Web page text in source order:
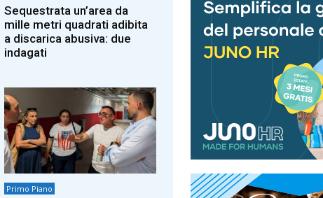
Sequestrata un’area da
mille metri quadrati adibita
a discarica abusiva: due
indagati
Primo Piano